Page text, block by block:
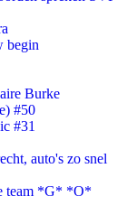
begin
Burke
#50
#31
auto's zo snel
team *G* *O*